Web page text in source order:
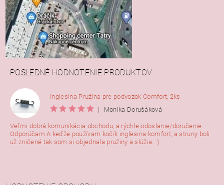
POSLEDNÉ HODNOTENIE PRODUKTOV
Inglesina Pružina pre podvozok Comfort, 2ks
|
Monika Dorušáková
Veľmi dobrá komunikácia obchodu, a rýchle odoslanie/doručenie.
Odporúčam A keďže používam kočík inglesina komfort, a struny boli
už zničené tak som si objednala pružiny a slúžia. :)